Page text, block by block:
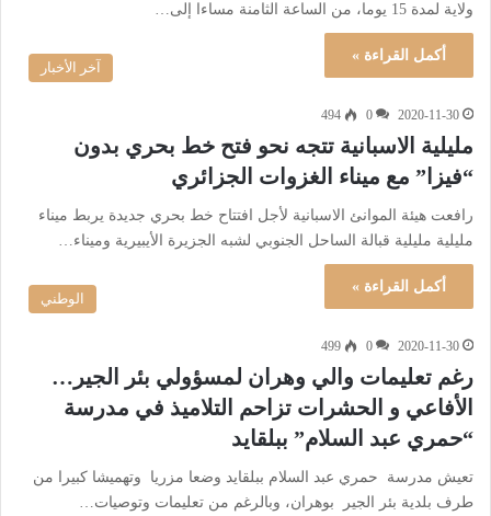
ولاية لمدة 15 يوما، من الساعة الثامنة مساءا إلى…
أكمل القراءة »
آخر الأخبار
2020-11-30
0
494
مليلية الاسبانية تتجه نحو فتح خط بحري بدون
“فيزا” مع ميناء الغزوات الجزائري
رافعت هيئة الموانئ الاسبانية لأجل افتتاح خط بحري جديدة يربط ميناء
مليلية مليلية قبالة الساحل الجنوبي لشبه الجزيرة الأيبيرية وميناء…
أكمل القراءة »
الوطني
2020-11-30
0
499
رغم تعليمات والي وهران لمسؤولي بئر الجير…
الأفاعي و الحشرات تزاحم التلاميذ في مدرسة
“حمري عبد السلام” ببلقايد
تعيش مدرسة حمري عبد السلام ببلقايد وضعا مزريا وتهميشا كبيرا من
طرف بلدية بئر الجير بوهران، وبالرغم من تعليمات وتوصيات…